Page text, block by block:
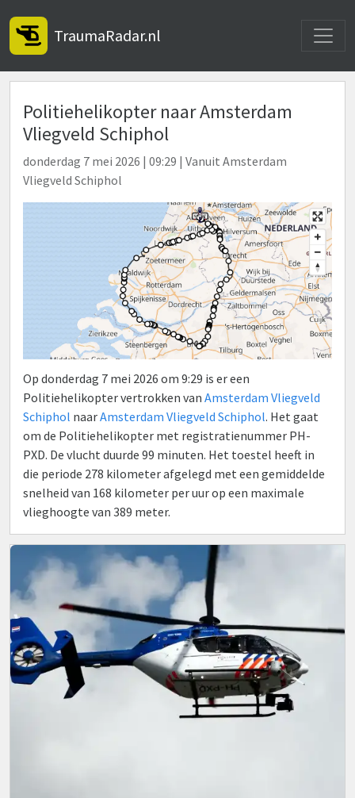
TraumaRadar.nl
Politiehelikopter naar Amsterdam
Vliegveld Schiphol
donderdag 7 mei 2026 | 09:29 | Vanuit Amsterdam
Vliegveld Schiphol
Op donderdag 7 mei 2026 om 9:29 is er een
Politiehelikopter vertrokken van Amsterdam Vliegveld
Schiphol naarAmsterdam Vliegveld Schiphol. Het gaat
om de Politiehelikopter met registratienummer PH-
PXD. De vlucht duurde 99 minuten. Het toestel heeft in
die periode 278 kilometer afgelegd met een gemiddelde
snelheid van 168 kilometer per uur op een maximale
vlieghoogte van 389 meter.